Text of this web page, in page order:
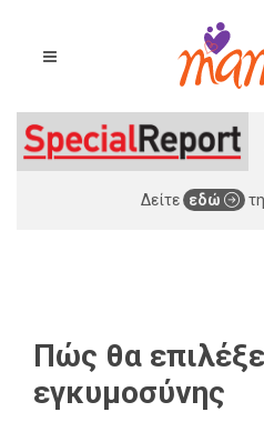
Δείτε εδώ
Πώς θα
εγκυμοσύνης